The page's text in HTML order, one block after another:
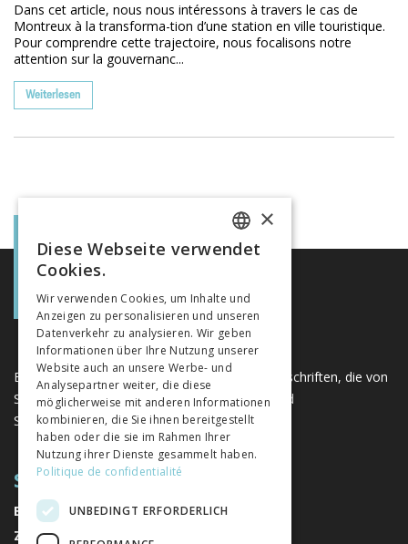
Dans cet article, nous nous intéressons à travers le cas de
Montreux à la transforma-tion d’une station en ville touristique.
Pour comprendre cette trajectoire, nous focalisons notre
attention sur la gouvernanc...
Weiterlesen
Eine einzigartige Plattform für Bücher und Zeitschriften, die von
Schweizer Verlagen im Bereich der Geistes- und
Sozialwissenschaften herausgegeben werden.
SITEMAP
BÜCHER
ZEITSCHRIFTEN
FRENCH
ITALIAN
×
Diese Webseite verwendet
Cookies.
Wir verwenden Cookies, um Inhalte und
Anzeigen zu personalisieren und unseren
Datenverkehr zu analysieren. Wir geben
Informationen über Ihre Nutzung unserer
Website auch an unsere Werbe- und
Analysepartner weiter, die diese
möglicherweise mit anderen Informationen
kombinieren, die Sie ihnen bereitgestellt
haben oder die sie im Rahmen Ihrer
Nutzung ihrer Dienste gesammelt haben.
Politique de confidentialité
UNBEDINGT ERFORDERLICH